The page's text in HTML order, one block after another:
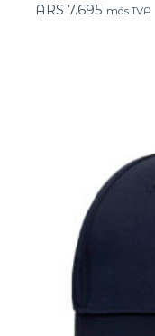
ARS 7.695 más IVA